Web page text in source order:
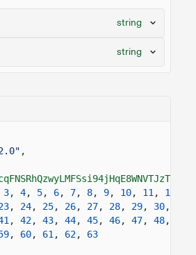
string
string
,
3, 4, 5, 6, 7, 8, 9, 10, 11 , 12
, 24, 25, 26, 27, 28, 29, 30,
, 42, 43, 44, 45, 46, 47, 48,
, 60, 61 , 62,
63